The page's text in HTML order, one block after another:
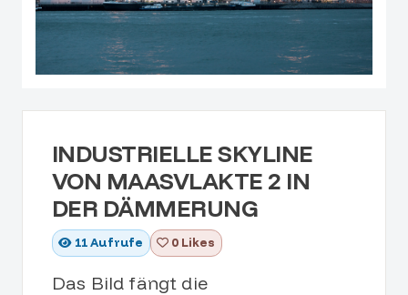
INDUSTRIELLE SKYLINE
VON MAASVLAKTE 2 IN
DER DÄMMERUNG
11Aufrufe 0 Likes
Das Bild fängt die